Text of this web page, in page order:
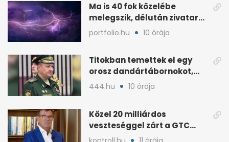
Ma is 40 fok közelébe
melegszik, délután zivatar
és viharos szél jöhet
portfolio.hu 10 órája
Titokban temettek el egy
orosz dandártábornokot,
Csajko barátját
444.hu 10 órája
Közel 20 milliárdos
veszteséggel zárt a GTC
Origine a 2025-ös évben